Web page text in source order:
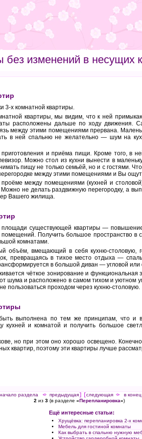
изменений в несущих
3-х комнатной квартиры.
квартиры, мы видим, что к ней
расположены дальше по ходу движения.
между этими помещениями прервана.
в ней спальню не желательно — шум на
и приёма пищи. Кроме того, в
Можно стол из кухни вынести в
пищу не только семьёй, но и с гостями.
между этими помещениями и Вы
между помещениями (кухней и
не делать раздвижную перегородку, а
Вашего жилища.
площади существующей квартиры —
Получить большое пространство в
комнатами.
объём, вмещающий в себя кухню-столовую,
превращаясь в тихое место отдыха —
в большой диван — угловой
чёткое зонирование и функциональная
шума и расположено в самом тихом и уютном
пользоваться проходом через кухню-столовую.
выполнена по тем же принципам, что и
кухней и комнатой и получить большое
но при этом оно хорошо освещено.
квартир, поэтому эти квартиры лучше
раздела <- предыдущая] [ следующая -> в
2 из 3 (в разделе « Перепланировка»)
Ещё интересные статьи:
Хрущёвка: перепланировка 2-х
Мебель для гостиной комнаты
Как выбрать в спальню нужную